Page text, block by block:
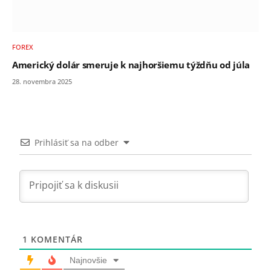
FOREX
Americký dolár smeruje k najhoršiemu týždňu od júla
28. novembra 2025
Prihlásiť sa na odber
1 KOMENTÁR
Najnovšie